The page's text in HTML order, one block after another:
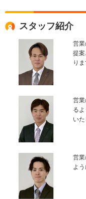
スタッフ紹介
営
提
りま
営
る
いた
営
よ